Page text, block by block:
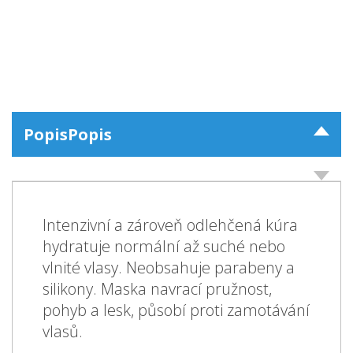
PopisPopis
Intenzivní a zároveň odlehčená kúra
hydratuje normální až suché nebo
vlnité vlasy. Neobsahuje parabeny a
silikony. Maska navrací pružnost,
pohyb a lesk, působí proti zamotávání
vlasů.